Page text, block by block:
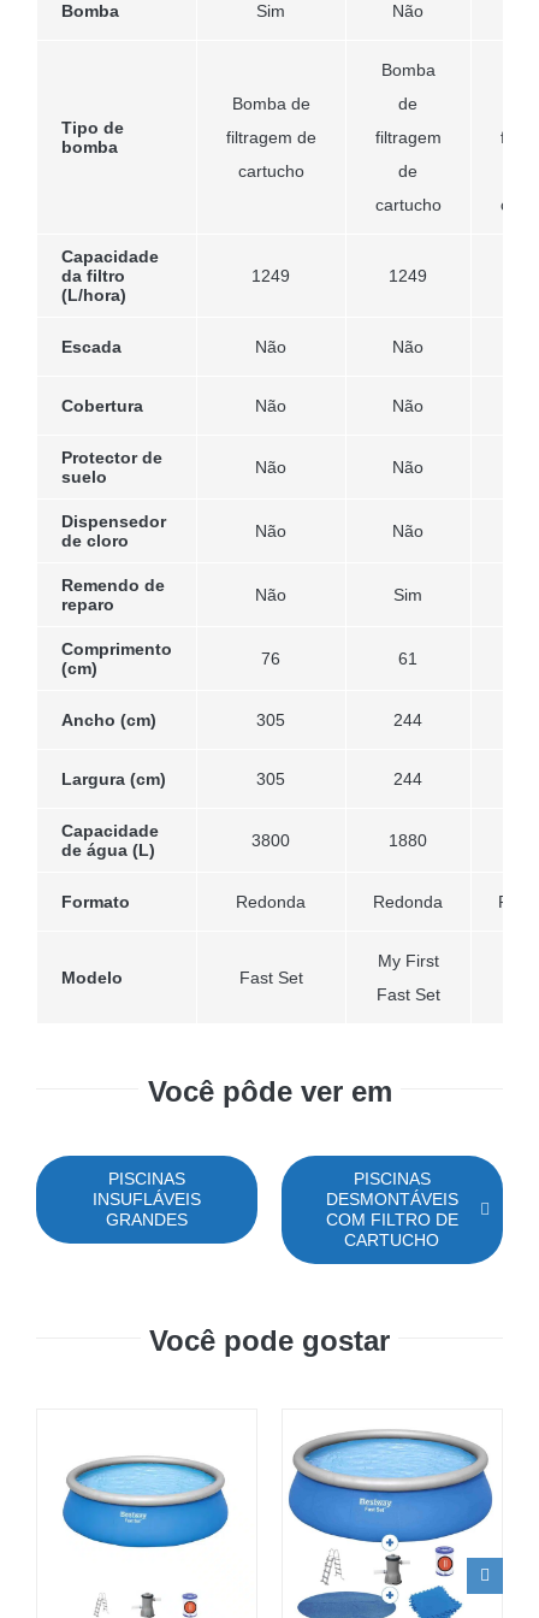
Bomba Sim Não
Tipo de
bomba
Bomba de
filtragem de
cartucho
Bomba
de
filtragem
de
cartucho
Capacidade
da filtro
(L/hora)
1249 1249
Escada Não Não
Cobertura Não Não
Protector de
suelo
Não Não
Dispensedor
de cloro
Não Não
Remendo de
reparo
Não Sim
Comprimento
(cm)
76 61
Ancho (cm) 305 244
Largura (cm) 305 244
Capacidade
de água (L)
3800 1880
Formato Redonda Redonda
Modelo Fast Set
My First
Fast Set
Você pôde ver em
PISCINAS
INSUFLÁVEIS
GRANDES
PISCINAS
DESMONTÁVEIS
COM FILTRO DE
CARTUCHO
Você pode gostar